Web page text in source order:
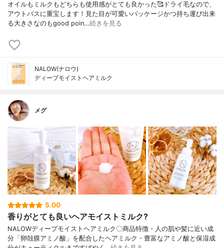
オイルもミルクもどちらも使用感がとても良かった🥰ドライ毛なので、
アウトバスに重宝します！見た目が可愛いパッケージかつ持ち運び出来
る大きさなのもgood poin…続きを見る
NALOW(ナロウ)
ディープモイストヘアミルク
メグ
5.00
香りがとても良いヘアモイストミルク?
NALOWディープモイストヘアミルク〇商品特徴・人の肌や髪に近い成
分「卵殻膜アミノ酸」を配合したヘアミルク・豊富なアミノ酸と保湿成